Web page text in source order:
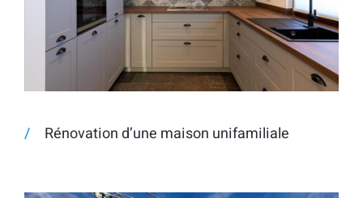
Rénovation d’une maison unifamiliale